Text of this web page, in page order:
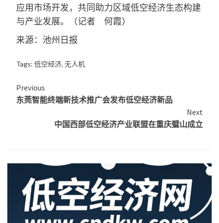
应用市场开发，共同助力区域低空经济生态构建
与产业发展。（记者 何霞）
来源：池州日报
Tags: 低空经济, 无人机
Continue
Reading
Previous
东莞智能终端新技术推广会发布低空经济新品
Next
中国西部低空经济产业联盟在重庆璧山成立